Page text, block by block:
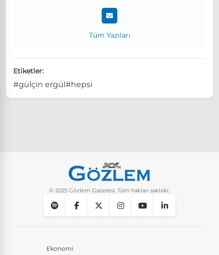
Tüm Yazıları
Etiketler:
#gülçin ergül #hepsi
© 2025 Gözlem Gazetesi. Tüm hakları saklıdır.
Ekonomi